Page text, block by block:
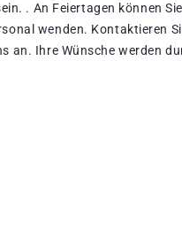
. An Feiertagen können
wenden. Kontaktieren
an. Ihre Wünsche werden